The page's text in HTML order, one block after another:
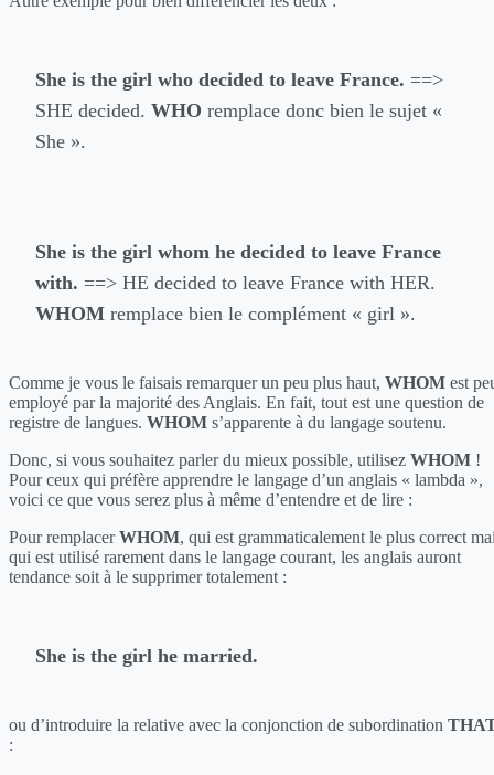
She is the girl who decided to leave France. ==>
SHE decided. WHO remplace donc bien le sujet «
She ».
She is the girl whom he decided to leave France
with. ==> HE decided to leave France with HER.
WHOM remplace bien le complément « girl ».
Comme je vous le faisais remarquer un peu plus haut, WHOM est
employé par la majorité des Anglais. En fait, tout est une question de
registre de langues. WHOM s’apparente à du langage soutenu.
Donc, si vous souhaitez parler du mieux possible, utilisez WHOM !
Pour ceux qui préfère apprendre le langage d’un anglais « lambda »,
voici ce que vous serez plus à même d’entendre et de lire :
Pour remplacerWHOM, qui est grammaticalement le plus correct
qui est utilisé rarement dans le langage courant, les anglais auront
tendance soit à le supprimer totalement :
She is the girl he married.
ou d’introduire la relative avec la conjonction de subordination
: